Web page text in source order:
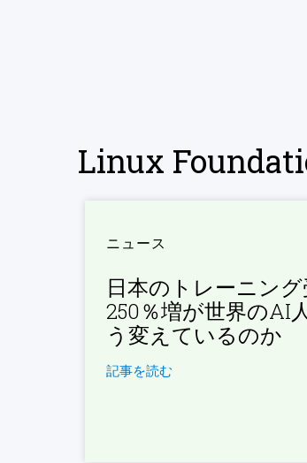
Linux
ニュース
日本のトレーニン
250％増が世界のAI
う変えているのか
記事を読む